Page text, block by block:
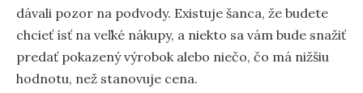
dávali pozor na podvody. Existuje šanca, že budete
chcieť ísť na veľké nákupy, a niekto sa vám bude snažiť
predať pokazený výrobok alebo niečo, čo má nižšiu
hodnotu, než stanovuje cena.